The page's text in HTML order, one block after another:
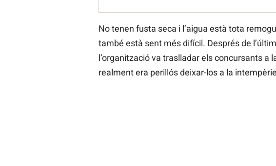
No tenen fusta seca i l’aigua està tota
també està sent més difícil. Després de
l’organització va traslladar els concursants a
realment era perillós deixar-los a la